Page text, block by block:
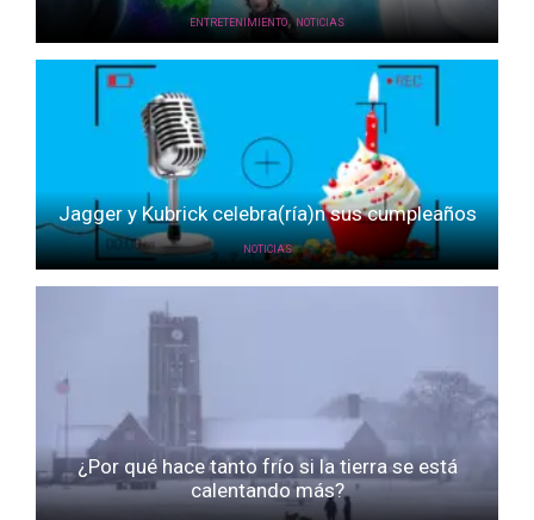
ENTRETENIMIENTO, NOTICIAS
Jagger y Kubrick celebra(ría)n sus cumpleaños
NOTICIAS
¿Por qué hace tanto frío si la tierra se está
calentando más?